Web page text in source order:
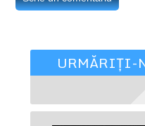
URMĂRIȚI-